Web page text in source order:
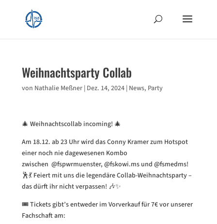
Weihnachtsparty Collab
von Nathalie Meßner| Dez. 14, 2024| News, Party
🎄 Weihnachtscollab incoming! 🎄
Am 18.12. ab 23 Uhr wird das Conny Kramer zum Hotspot
einer noch nie dagewesenen Kombo
zwischen @fspwrmuenster, @fskowi.ms und @fsmedms!
🕺💃 Feiert mit uns die legendäre Collab-Weihnachtsparty –
das dürft ihr nicht verpassen! 🎶✨
🎟️ Tickets gibt’s entweder im Vorverkauf für 7€ vor unserer
Fachschaft am: